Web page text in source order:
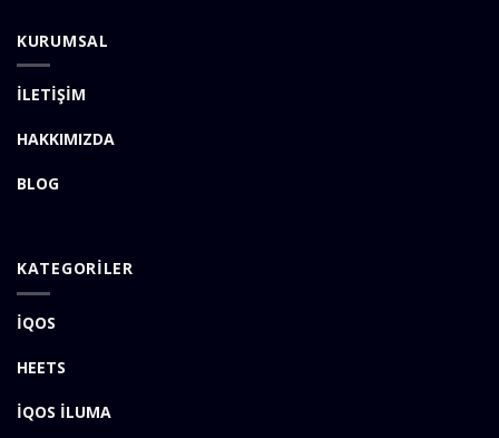
KURUMSAL
İLETİŞİM
HAKKIMIZDA
BLOG
KATEGORİLER
İQOS
HEETS
İQOS İLUMA